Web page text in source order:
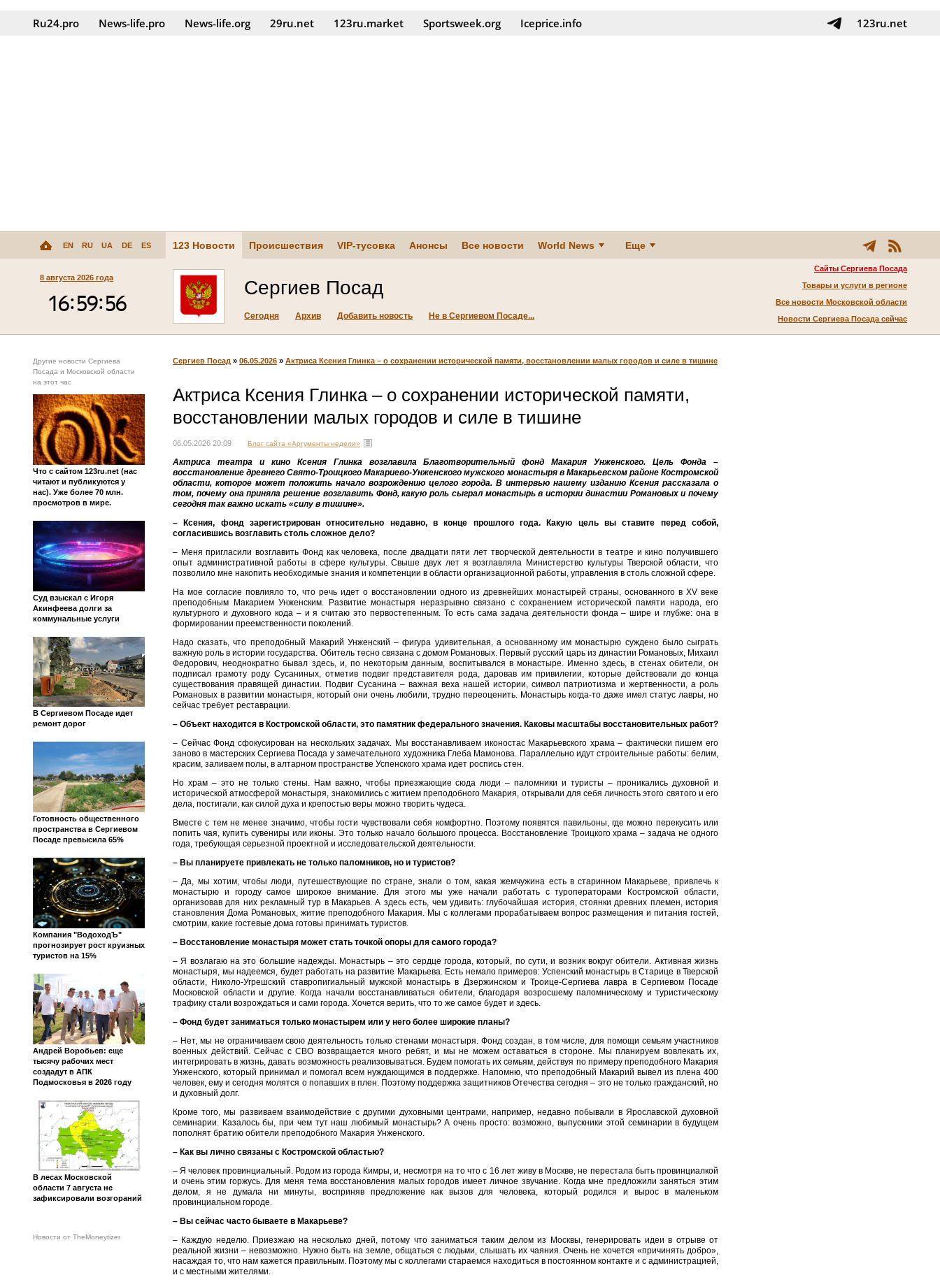
Ru24.pro News‑life.pro News‑life.org 29ru.net 123ru.market Sportsweek.org Iceprice.info 123ru.net
EN RU UA DE ES 123 Новости Происшествия VIP-тусовка Анонсы Все новости World News Еще
8 августа 2026 года
Сайты Сергиева Посада
Товары и услуги в регионе
Все новости Московской области
Новости Сергиева Посада сейчас
Сергиев Посад
Сегодня Архив Добавить новость Не в Сергиевом Посаде...
Другие новости Сергиева
Посада и Московской области
на этот час
Что с сайтом 123ru.net (нас
читают и публикуются у
нас). Уже более 70 млн.
просмотров в мире.
Суд взыскал с Игоря
Акинфеева долги за
коммунальные услуги
В Сергиевом Посаде идет
ремонт дорог
Готовность общественного
пространства в Сергиевом
Посаде превысила 65%
Компания "ВодоходЪ"
прогнозирует рост круизных
туристов на 15%
Андрей Воробьев: еще
тысячу рабочих мест
создадут в АПК
Подмосковья в 2026 году
В лесах Московской
области 7 августа не
зафиксировали возгораний
Новости от TheMoneytizer
Сергиев Посад » 06.05.2026 » Актриса Ксения Глинка – о сохранении исторической памяти, восстановлении малых городов и силе в тишине
Актриса Ксения Глинка – о сохранении исторической памяти,
восстановлении малых городов и силе в тишине
06.05.2026 20:09 Блог сайта «Аргументы недели»
Актриса театра и кино Ксения Глинка возглавила Благотворительный фонд Макария Унженского. Цель Фонда –
восстановление древнего Свято-Троицкого Макариево-Унженского мужского монастыря в Макарьевском районе Костромской
области, которое может положить начало возрождению целого города. В интервью нашему изданию Ксения рассказала о
том, почему она приняла решение возглавить Фонд, какую роль сыграл монастырь в истории династии Романовых и почему
сегодня так важно искать «силу в тишине».
– Ксения, фонд зарегистрирован относительно недавно, в конце прошлого года. Какую цель вы ставите перед собой,
согласившись возглавить столь сложное дело?
– Меня пригласили возглавить Фонд как человека, после двадцати пяти лет творческой деятельности в театре и кино получившего
опыт административной работы в сфере культуры. Свыше двух лет я возглавляла Министерство культуры Тверской области, что
позволило мне накопить необходимые знания и компетенции в области организационной работы, управления в столь сложной сфере.
На мое согласие повлияло то, что речь идет о восстановлении одного из древнейших монастырей страны, основанного в XV веке
преподобным Макарием Унженским. Развитие монастыря неразрывно связано с сохранением исторической памяти народа, его
культурного и духовного кода – и я считаю это первостепенным. То есть сама задача деятельности фонда – шире и глубже: она в
формировании преемственности поколений.
Надо сказать, что преподобный Макарий Унженский – фигура удивительная, а основанному им монастырю суждено было сыграть
важную роль в истории государства. Обитель тесно связана с домом Романовых. Первый русский царь из династии Романовых, Михаил
Федорович, неоднократно бывал здесь, и, по некоторым данным, воспитывался в монастыре. Именно здесь, в стенах обители, он
подписал грамоту роду Сусаниных, отметив подвиг представителя рода, даровав им привилегии, которые действовали до конца
существования правящей династии. Подвиг Сусанина – важная веха нашей истории, символ патриотизма и жертвенности, а роль
Романовых в развитии монастыря, который они очень любили, трудно переоценить. Монастырь когда-то даже имел статус лавры, но
сейчас требует реставрации.
– Объект находится в Костромской области, это памятник федерального значения. Каковы масштабы восстановительных работ?
– Сейчас Фонд сфокусирован на нескольких задачах. Мы восстанавливаем иконостас Макарьевского храма – фактически пишем его
заново в мастерских Сергиева Посада у замечательного художника Глеба Мамонова. Параллельно идут строительные работы: белим,
красим, заливаем полы, в алтарном пространстве Успенского храма идет роспись стен.
Но храм – это не только стены. Нам важно, чтобы приезжающие сюда люди – паломники и туристы – проникались духовной и
исторической атмосферой монастыря, знакомились с житием преподобного Макария, открывали для себя личность этого святого и его
дела, постигали, как силой духа и крепостью веры можно творить чудеса.
Вместе с тем не менее значимо, чтобы гости чувствовали себя комфортно. Поэтому появятся павильоны, где можно перекусить или
попить чая, купить сувениры или иконы. Это только начало большого процесса. Восстановление Троицкого храма – задача не одного
года, требующая серьезной проектной и исследовательской деятельности.
– Вы планируете привлекать не только паломников, но и туристов?
– Да, мы хотим, чтобы люди, путешествующие по стране, знали о том, какая жемчужина есть в старинном Макарьеве, привлечь к
монастырю и городу самое широкое внимание. Для этого мы уже начали работать с туроператорами Костромской области,
организовав для них рекламный тур в Макарьев. А здесь есть, чем удивить: глубочайшая история, стоянки древних племен, история
становления Дома Романовых, житие преподобного Макария. Мы с коллегами прорабатываем вопрос размещения и питания гостей,
смотрим, какие гостевые дома готовы принимать туристов.
– Восстановление монастыря может стать точкой опоры для самого города?
– Я возлагаю на это большие надежды. Монастырь – это сердце города, который, по сути, и возник вокруг обители. Активная жизнь
монастыря, мы надеемся, будет работать на развитие Макарьева. Есть немало примеров: Успенский монастырь в Старице в Тверской
области, Николо-Угрешский ставропигиальный мужской монастырь в Дзержинском и Троице-Сергиева лавра в Сергиевом Посаде
Московской области и другие. Когда начали восстанавливаться обители, благодаря возросшему паломническому и туристическому
трафику стали возрождаться и сами города. Хочется верить, что то же самое будет и здесь.
– Фонд будет заниматься только монастырем или у него более широкие планы?
– Нет, мы не ограничиваем свою деятельность только стенами монастыря. Фонд создан, в том числе, для помощи семьям участников
военных действий. Сейчас с СВО возвращается много ребят, и мы не можем оставаться в стороне. Мы планируем вовлекать их,
интегрировать в жизнь, давать возможность реализовываться. Будем помогать их семьям, действуя по примеру преподобного Макария
Унженского, который принимал и помогал всем нуждающимся в поддержке. Напомню, что преподобный Макарий вывел из плена 400
человек, ему и сегодня молятся о попавших в плен. Поэтому поддержка защитников Отечества сегодня – это не только гражданский, но
и духовный долг.
Кроме того, мы развиваем взаимодействие с другими духовными центрами, например, недавно побывали в Ярославской духовной
семинарии. Казалось бы, при чем тут наш любимый монастырь? А очень просто: возможно, выпускники этой семинарии в будущем
пополнят братию обители преподобного Макария Унженского.
– Как вы лично связаны с Костромской областью?
– Я человек провинциальный. Родом из города Кимры, и, несмотря на то что с 16 лет живу в Москве, не перестала быть провинциалкой
и очень этим горжусь. Для меня тема восстановления малых городов имеет личное звучание. Когда мне предложили заняться этим
делом, я не думала ни минуты, восприняв предложение как вызов для человека, который родился и вырос в маленьком
провинциальном городе.
– Вы сейчас часто бываете в Макарьеве?
– Каждую неделю. Приезжаю на несколько дней, потому что заниматься таким делом из Москвы, генерировать идеи в отрыве от
реальной жизни – невозможно. Нужно быть на земле, общаться с людьми, слышать их чаяния. Очень не хочется «причинять добро»,
насаждая то, что нам кажется правильным. Поэтому мы с коллегами стараемся находиться в постоянном контакте и с администрацией,
и с местными жителями.